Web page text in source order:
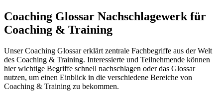
Coaching Glossar Nachschlagewerk für
Coaching & Training
Unser Coaching Glossar erklärt zentrale Fachbegriffe aus der Welt
des Coaching & Training. Interessierte und Teilnehmende können
hier wichtige Begriffe schnell nachschlagen oder das Glossar
nutzen, um einen Einblick in die verschiedene Bereiche von
Coaching & Training zu bekommen.